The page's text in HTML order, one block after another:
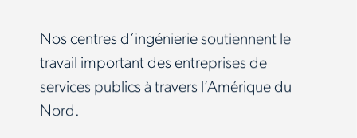
Nos centres d’ingénierie soutiennent le
travail important des entreprises de
services publics à travers l’Amérique du
Nord.